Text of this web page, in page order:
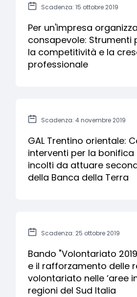
Scadenza: 15 ottobre 2019
Per un'impresa
consapevole: Strumenti
la competitività e la
professionale
Scadenza: 4 novembre 2019
GAL Trentino orientale:
interventi per la bonifica
incolti da attuare
della Banca della Terra
Scadenza: 25 ottobre 2019
Bando "Volontariato
e il rafforzamento delle
volontariato nelle ‘aree
regioni del Sud Italia